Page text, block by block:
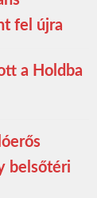
fel újra
a Holdba
belsőtéri